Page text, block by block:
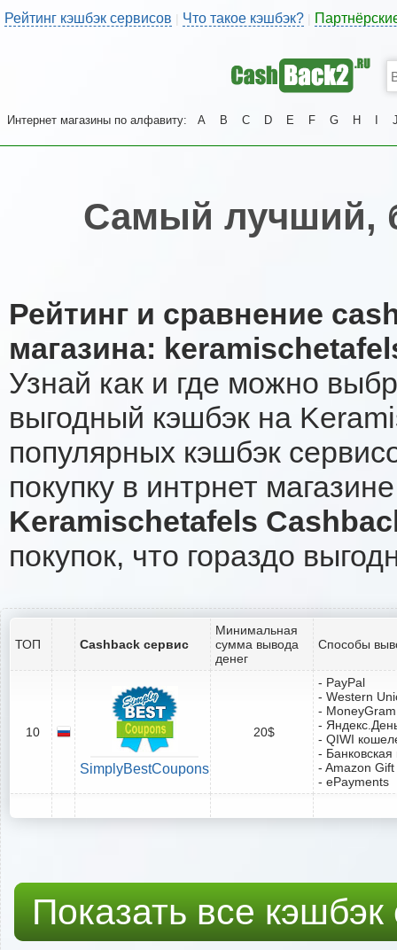
Рейтинг кэшбэк сервисов | Что такое кэшбэк?
Интернет магазины по алфавиту: A B C D E F G H
Самый лучший,
Рейтинг и сравнение
магазина:
Узнай как и где можно
выгодный кэшбэк на
популярных кэшбэк
покупку в интрнет
Keramischetafels
покупок, что гораздо
ТОП Cashback сервис
Минимальная
сумма вывода
денег
Способы
10
SimplyBestCoupons
20$
- PayPal
- Western
- MoneyGram
-
- QIWI
-
- Amazon
- ePayments
Показать все